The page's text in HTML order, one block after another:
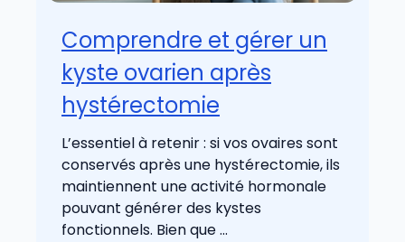
Comprendre et gérer un
kyste ovarien après
hystérectomie
L’essentiel à retenir : si vos ovaires sont
conservés après une hystérectomie, ils
maintiennent une activité hormonale
pouvant générer des kystes
fonctionnels. Bien que ...